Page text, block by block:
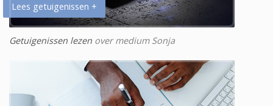
Lees getuigenissen +
Getuigenissen lezen over medium Sonja